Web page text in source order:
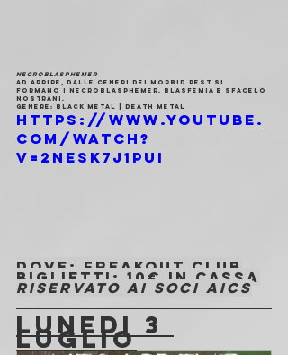
NECROBLASPHEMER
Ad aprire, dalle ceneri dei Morbid Pest si
formano i Necroblasphemer. Blasfemia e sfacelo
nostrani.
Genere: black metal | death metal
https://www.youtube.
com/watch?
v=2neSK7j1pUI
Dove : Freakout Club
Biglietti : 10€ in cassa
Riservato ai soci AICS
LUNEDI 3
LUGLIO